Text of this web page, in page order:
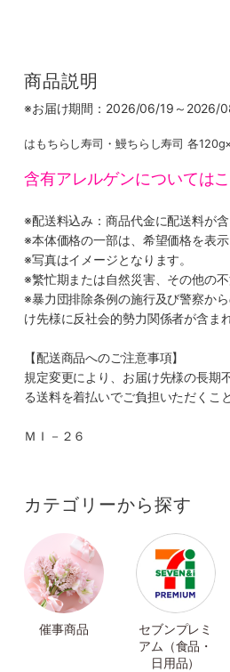
商品説明
※お届け期間：2026/06/19～2026/
はもちらし寿司・鰻ちらし寿司 各
含有アレルゲンについては
※配送料込み：商品代金に配送料が含
※本体価格の一部は、希望価格を表
※写真はイメージとなります。
※繁忙期または自然災害、その他の
※暴力団排除条例の施行及び警察か
け先様に反社会的勢力関係者が含ま
【配送商品へのご注意事項】
規定変更により、お届け先様の長期
る送料を着払いでご負担いただくこ
ＭＩ－２６
カテゴリーから探す
催事商品
セブンプレミ
アム（食品・
日用品）